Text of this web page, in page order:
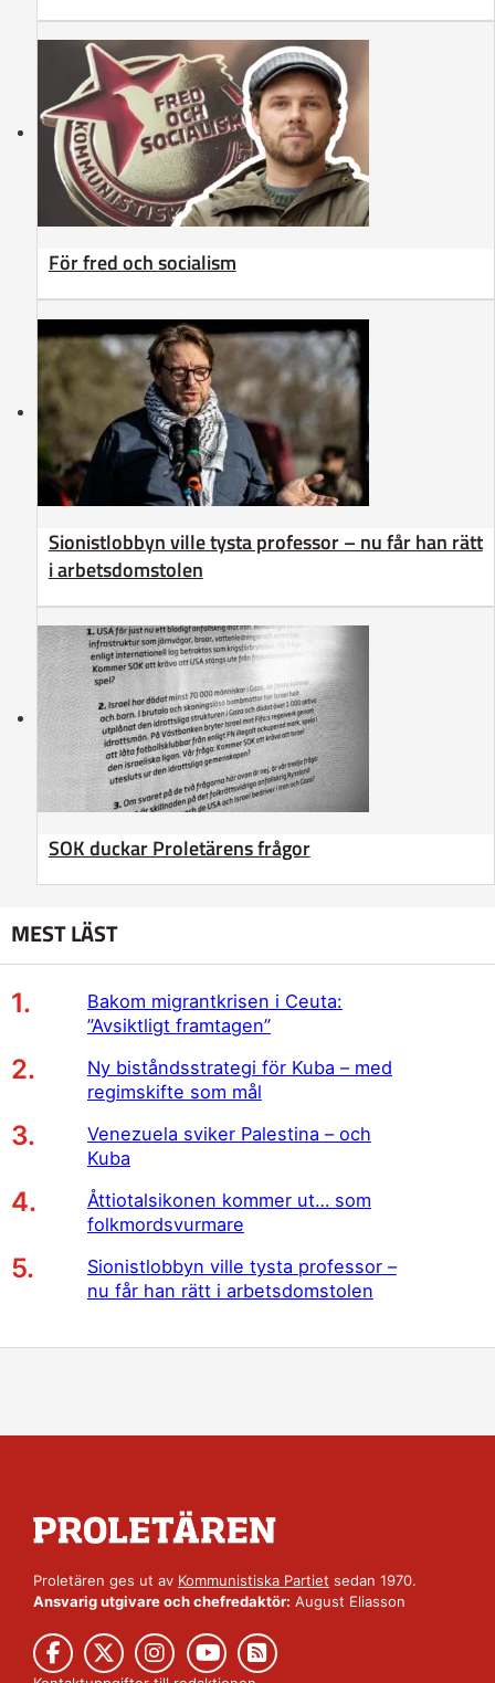
För fred och socialism
Sionistlobbyn ville tysta professor – nu får han rätt
i arbetsdomstolen
SOK duckar Proletärens frågor
MEST LÄST
Bakom migrantkrisen i Ceuta:
”Avsiktligt framtagen”
Ny biståndsstrategi för Kuba – med
regimskifte som mål
Venezuela sviker Palestina – och
Kuba
Åttiotalsikonen kommer ut… som
folkmordsvurmare
Sionistlobbyn ville tysta professor –
nu får han rätt i arbetsdomstolen
Proletären ges ut av Kommunistiska Partiet sedan 1970.
Ansvarig utgivare och chefredaktör: August Eliasson